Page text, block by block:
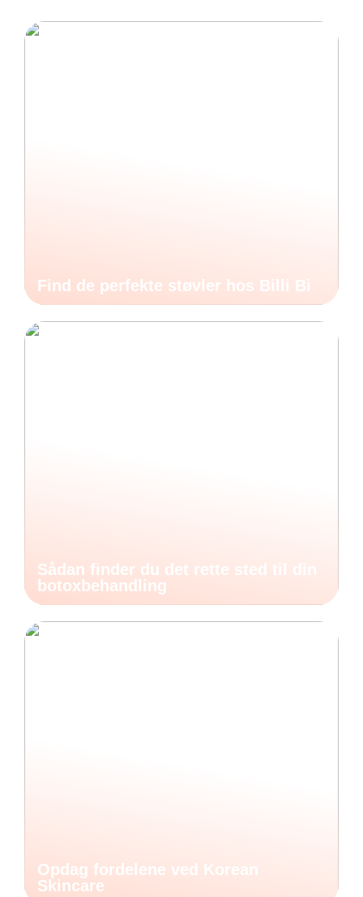
Find de perfekte støvler hos Billi Bi
Sådan finder du det rette sted til din
botoxbehandling
Opdag fordelene ved Korean
Skincare